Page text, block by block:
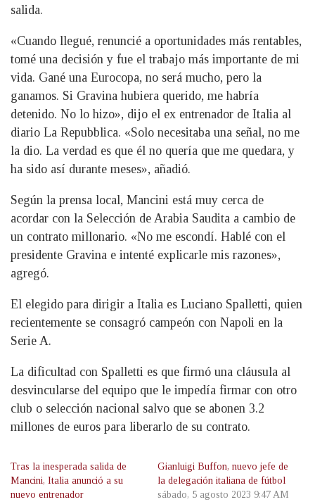
salida.
«Cuando llegué, renuncié a oportunidades más rentables,
tomé una decisión y fue el trabajo más importante de mi
vida. Gané una Eurocopa, no será mucho, pero la
ganamos. Si Gravina hubiera querido, me habría
detenido. No lo hizo», dijo el ex entrenador de Italia al
diario La Repubblica. «Solo necesitaba una señal, no me
la dio. La verdad es que él no quería que me quedara, y
ha sido así durante meses», añadió.
Según la prensa local, Mancini está muy cerca de
acordar con la Selección de Arabia Saudita a cambio de
un contrato millonario. «No me escondí. Hablé con el
presidente Gravina e intenté explicarle mis razones»,
agregó.
El elegido para dirigir a Italia es Luciano Spalletti, quien
recientemente se consagró campeón con Napoli en la
Serie A.
La dificultad con Spalletti es que firmó una cláusula al
desvincularse del equipo que le impedía firmar con otro
club o selección nacional salvo que se abonen 3.2
millones de euros para liberarlo de su contrato.
Tras la inesperada salida de
Mancini, Italia anunció a su
nuevo entrenador
Gianluigi Buffon, nuevo jefe de
la delegación italiana de fútbol
sábado, 5 agosto 2023 9:47 AM